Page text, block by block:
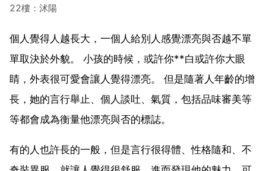
22樓：沭陽
個人覺得人越長大，一個人給別人感覺漂亮與否越不單
單取決於外貌。 小孩的時候，或許你**白或許你大眼
睛，外表很可愛會讓人覺得漂亮。 但是隨著人年齡的增
長，她的言行舉止、個人談吐、氣質，包括品味審美等
等都會成為衡量他漂亮與否的標誌。
有的人也許長的一般，但是言行很得體、性格隨和、不